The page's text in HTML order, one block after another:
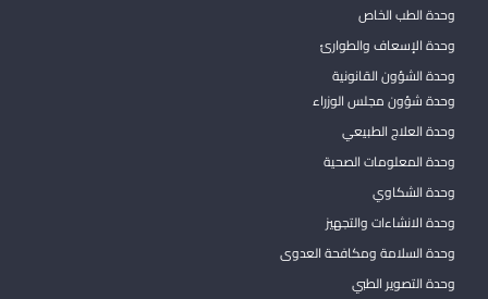
وحدة الطب الخاص
وحدة الإسعاف والطوارئ
وحدة الشؤون القانونية
وحدة شؤون مجلس الوزراء
وحدة العلاج الطبيعي
وحدة المعلومات الصحية
وحدة الشكاوي
وحدة الانشاءات والتجهيز
وحدة السلامة ومكافحة العدوى
وحدة التصوير الطبي